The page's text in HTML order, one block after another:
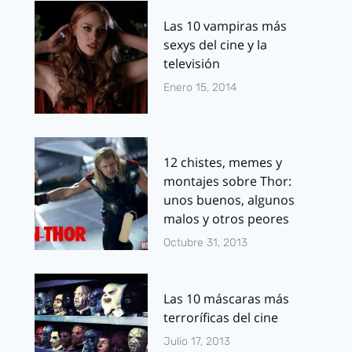
Las 10 vampiras más
sexys del cine y la
televisión
Enero 15, 2014
12 chistes, memes y
montajes sobre Thor:
unos buenos, algunos
malos y otros peores
Octubre 31, 2013
Las 10 máscaras más
terroríficas del cine
Julio 17, 2013